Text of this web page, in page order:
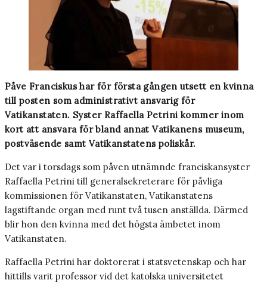
Påve Franciskus har för första gången utsett en kvinna
till posten som administrativt ansvarig för
Vatikanstaten. Syster Raffaella Petrini kommer inom
kort att ansvara för bland annat Vatikanens museum,
postväsende samt Vatikanstatens poliskår.
Det var i torsdags som påven utnämnde franciskansyster
Raffaella Petrini till generalsekreterare för påvliga
kommissionen för Vatikanstaten, Vatikanstatens
lagstiftande organ med runt två tusen anställda. Därmed
blir hon den kvinna med det högsta ämbetet inom
Vatikanstaten.
Raffaella Petrini har doktorerat i statsvetenskap och har
hittills varit professor vid det katolska universitetet